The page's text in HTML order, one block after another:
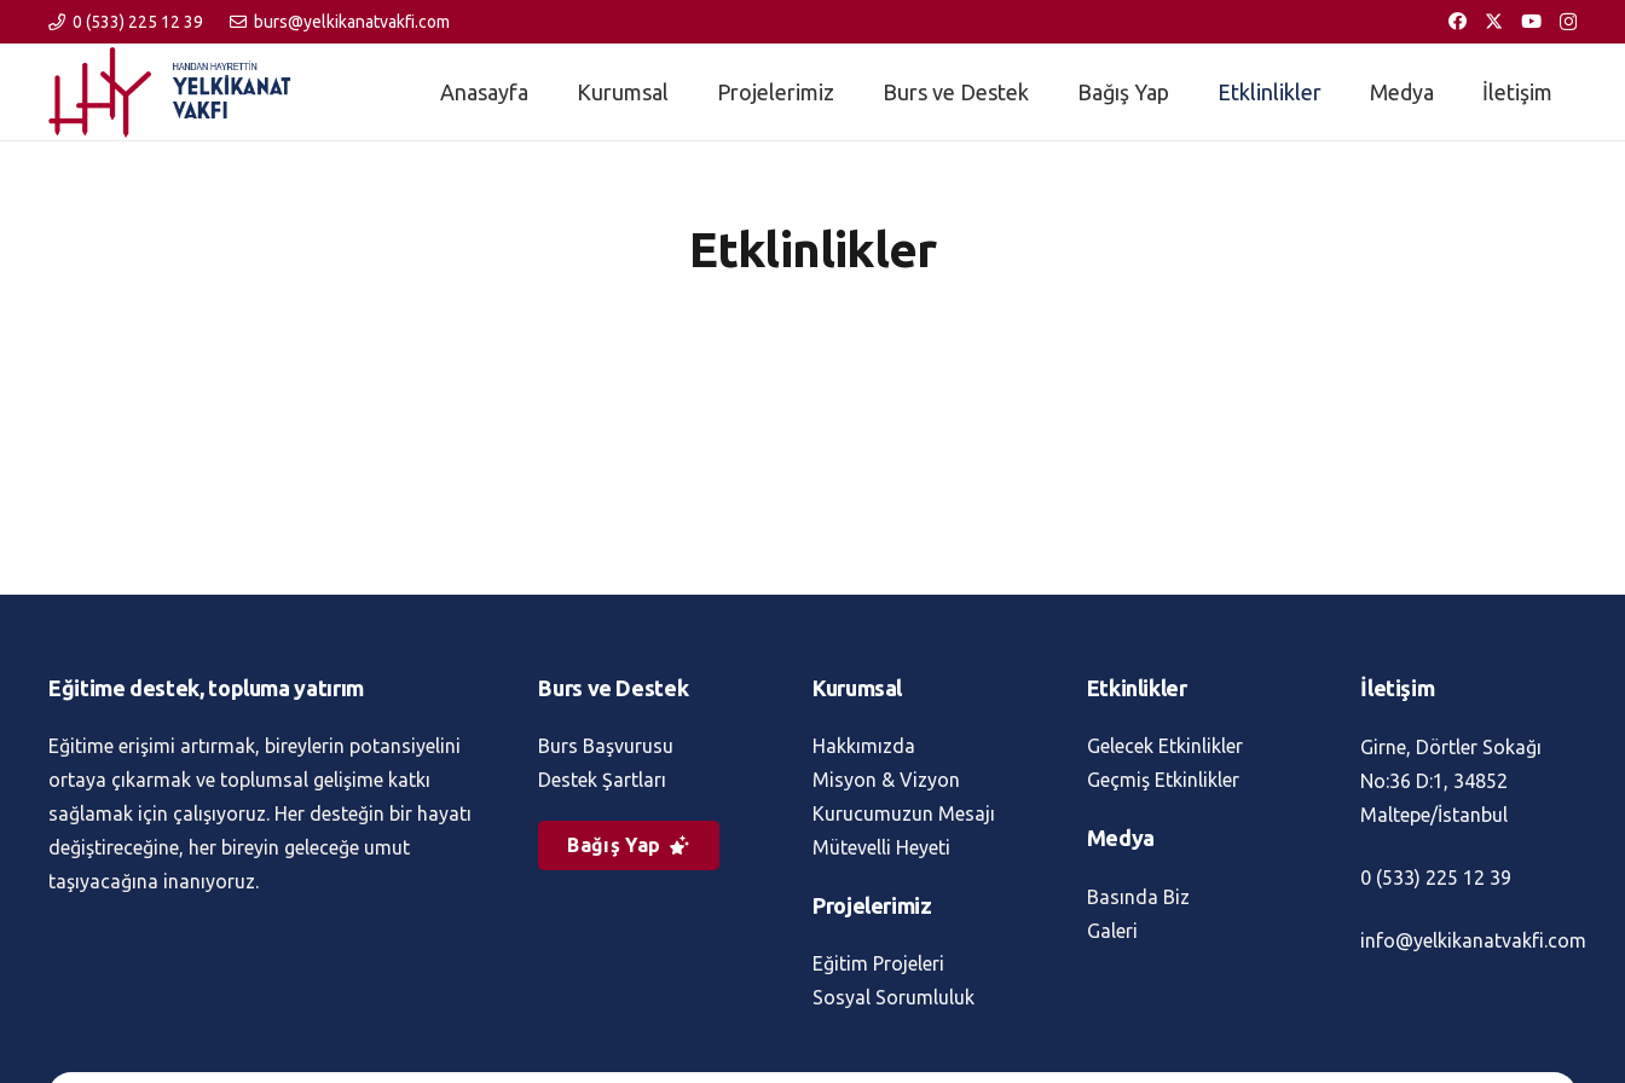
0 (533) 225 12 39 burs@yelkikanatvakfi.com
Anasayfa Kurumsal Projelerimiz Burs ve Destek Bağış Yap Etklinlikler Medya İletişim
Etklinlikler
Eğitime destek, topluma yatırım
Eğitime erişimi artırmak, bireylerin potansiyelini
ortaya çıkarmak ve toplumsal gelişime katkı
sağlamak için çalışıyoruz. Her desteğin bir hayatı
değiştireceğine, her bireyin geleceğe umut
taşıyacağına inanıyoruz.
Burs ve Destek
Burs Başvurusu
Destek Şartları
Bağış Yap
Kurumsal
Hakkımızda
Misyon & Vizyon
Kurucumuzun Mesajı
Mütevelli Heyeti
Projelerimiz
Eğitim Projeleri
Sosyal Sorumluluk
Etkinlikler
Gelecek Etkinlikler
Geçmiş Etkinlikler
Medya
Basında Biz
Galeri
İletişim
Girne, Dörtler Sokağı
No:36 D:1, 34852
Maltepe/İstanbul
0 (533) 225 12 39
info@yelkikanatvakfi.com